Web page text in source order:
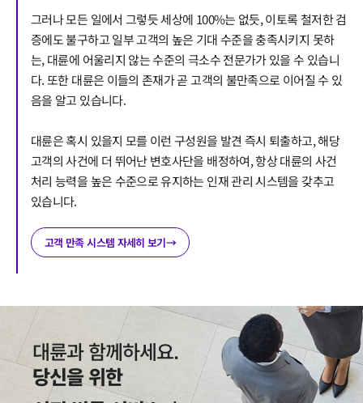
그러나 모든 일에서 그렇듯 세상에 100%는 없듯, 이토록 철저한 검
증에도 불구하고 일부 고객의 높은 기대 수준을 충족시키지 못하
는, 대륜에 어울리지 않는 수준의 극소수 전문가가 있을 수 있습니
다. 또한 대륜은 이들의 존재가 곧 고객의 불만족으로 이어질 수 있
음을 알고 있습니다.
대륜은 혹시 있을지 모를 이런 구성원을 발견 즉시 퇴출하고, 해당
고객의 사건에 더 뛰어난 변호사단을 배정하여, 항상 대륜의 사건
처리 능력을 높은 수준으로 유지하는 인재 관리 시스템을 갖추고
있습니다.
고객 만족 시스템 자세히 보기→
대륜과 함께하세요.
당신을 위한